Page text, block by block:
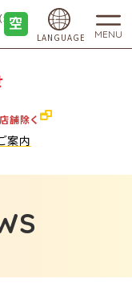
地
LANGUAGE MENU
舗除く
案内